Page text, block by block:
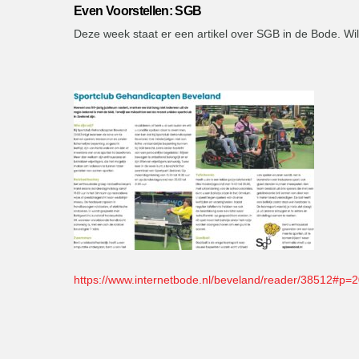
Even Voorstellen: SGB
Deze week staat er een artikel over SGB in de Bode.
https://www.internetbode.nl/beveland/reader/